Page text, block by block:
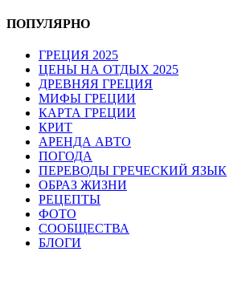
ПОПУЛЯРНО
ГРЕЦИЯ 2025
ЦЕНЫ НА ОТДЫХ 2025
ДРЕВНЯЯ ГРЕЦИЯ
МИФЫ ГРЕЦИИ
КАРТА ГРЕЦИИ
КРИТ
АРЕНДА АВТО
ПОГОДА
ПЕРЕВОДЫ ГРЕЧЕСКИЙ ЯЗЫК
ОБРАЗ ЖИЗНИ
РЕЦЕПТЫ
ФОТО
СООБЩЕСТВА
БЛОГИ